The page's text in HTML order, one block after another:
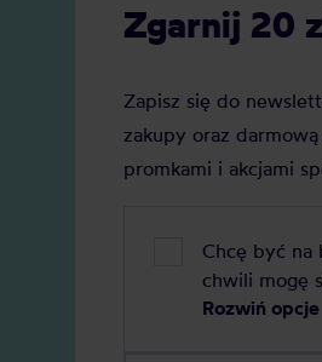
Zgarnij 20
Zapisz się do
zakupy oraz
promkami i akcjami
Chcę być na
chwili mogę
Rozwiń opcje